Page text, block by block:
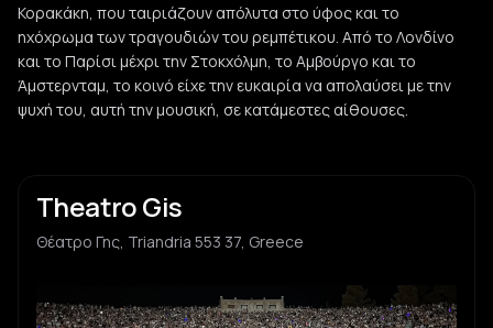
Κορακάκη, που ταιριάζουν απόλυτα στο ύφος και το
ηχόχρωμα των τραγουδιών του ρεμπέτικου. Από το Λονδίνο
και το Παρίσι μέχρι την Στοκχόλμη, το Αμβούργο και το
Άμστερνταμ, το κοινό είχε την ευκαιρία να απολαύσει με την
ψυχή του, αυτή την μουσική, σε κατάμεστες αίθουσες.
Theatro Gis
Θέατρο Γης, Triandria 553 37, Greece